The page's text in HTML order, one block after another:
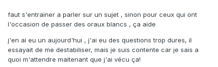
faut s'entrainer a parler sur un sujet , sinon pour ceux qui ont
l'occasion de passer des oraux blancs , ça aide
j'en ai eu un aujourd'hui , j'ai eu des questions trop dures, il
essayait de me destabiliser, mais je suis contente car je sais a
quoi m'attendre maitenant que j'ai vécu ça!